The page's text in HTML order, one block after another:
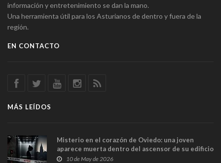
información y entretenimiento se dan la mano.
Una herramienta útil para los Asturianos de dentro y fuera de la
región.
EN CONTACTO
MÁS LEÍDOS
Misterio en el corazón de Oviedo: una joven
aparece muerta dentro del ascensor de su edificio
y las cámaras captan sus últimos minutos
10 de May de 2026